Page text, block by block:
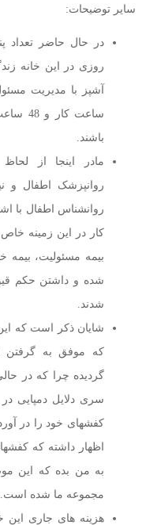
سایر توضیحات:
در حال حاضر تعداد
ساعت
باشند.
مادر اینجا از
روانپزشک اطفال
روانشناس اطفال با
کار در این زمینه
بیمه مسئولیت، بیمه
شده و داشتن حکم
شدند.
شایان ذکر است که
که موفق به گرفتن
گردیده چرا که در
سری دلایل دمپایی
کفشهای خود را در
اظهار داشته که
به من بده که این
مجموعه ما شده است.
هزینه های جاری